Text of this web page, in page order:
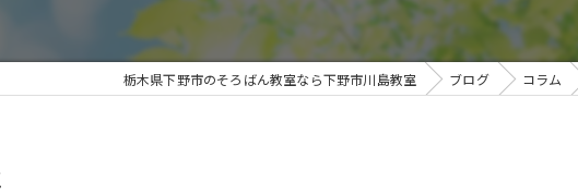
初めて
栃木県下野市のそろばん教室なら下野市川島教室 ブログ コラム